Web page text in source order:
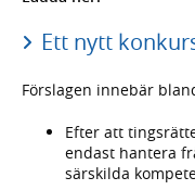
Ett nytt
Förslagen innebär
Efter att
endast hantera
särskilda